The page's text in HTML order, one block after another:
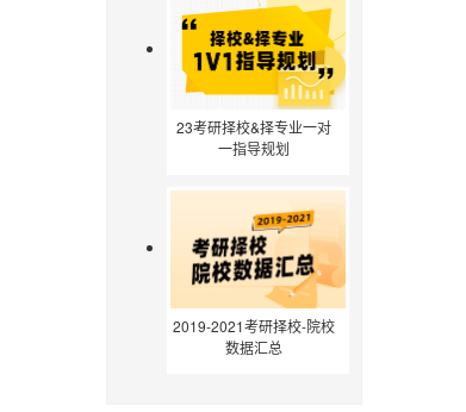
23考研择校&择专业一对
一指导规划
2019-2021考研择校-院校
数据汇总